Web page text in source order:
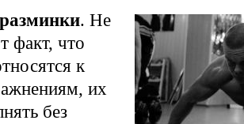
. Не
факт, что
к
их
без